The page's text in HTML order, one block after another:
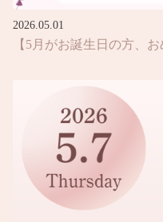
2026.05.01
【5月がお誕生日の方、